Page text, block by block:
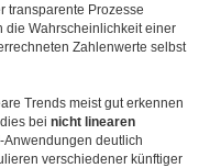
transparente Prozesse
die Wahrscheinlichkeit einer
Zahlenwerte selbst
Trends meist gut erkennen
bei nicht linearen
Anwendungen deutlich
verschiedener künftiger